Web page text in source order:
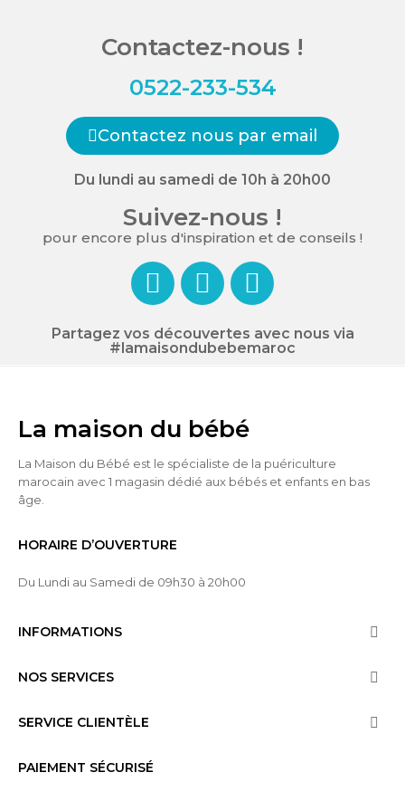
Contactez-nous !
0522-233-534
Contactez nous par email
Du lundi au samedi de 10h à 20h00
Suivez-nous !
pour encore plus d'inspiration et de conseils !
Partagez vos découvertes avec nous via
#lamaisondubebemaroc
La maison du bébé
La Maison du Bébé est le spécialiste de la puériculture
marocain avec 1 magasin dédié aux bébés et enfants en bas
âge.
HORAIRE D’OUVERTURE
Du Lundi au Samedi de 09h30 à 20h00
INFORMATIONS 
NOS SERVICES 
SERVICE CLIENTÈLE 
PAIEMENT SÉCURISÉ